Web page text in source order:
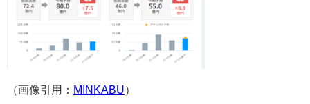
（画像引用： MINKABU）